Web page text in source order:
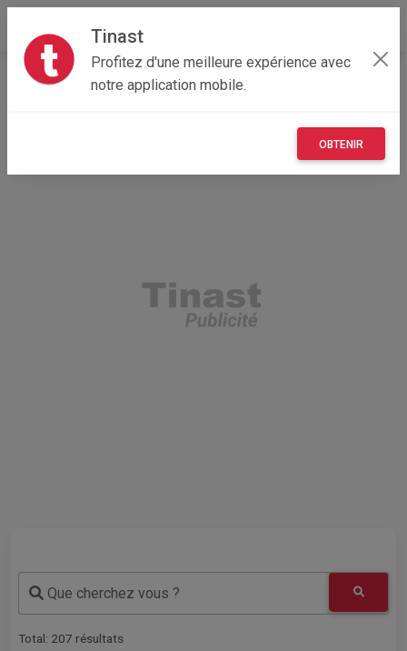
Tinast
Profitez d'une meilleure expérience avec
notre application mobile.
OBTENIR
Accueil Recherche Île-de-France
Que cherchez vous ?
Total: 207 résultats